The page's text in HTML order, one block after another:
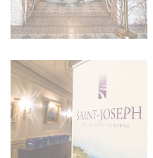
WEINSUCHE
NEWSLETTER
REDAKTION
JOBS
WERBUNG
PRESSE
IMPRESSUM
AGB & DATENSCHUTZ